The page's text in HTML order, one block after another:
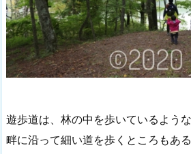
遊歩道は、林の中を歩いているよう
畔に沿って細い道を歩くところもある